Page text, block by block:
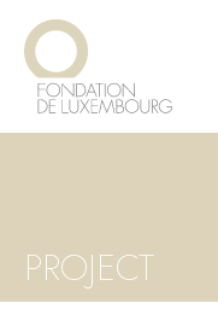
Direkt
zum
Inhalt
PROJECT
Cookie-Einstellungen